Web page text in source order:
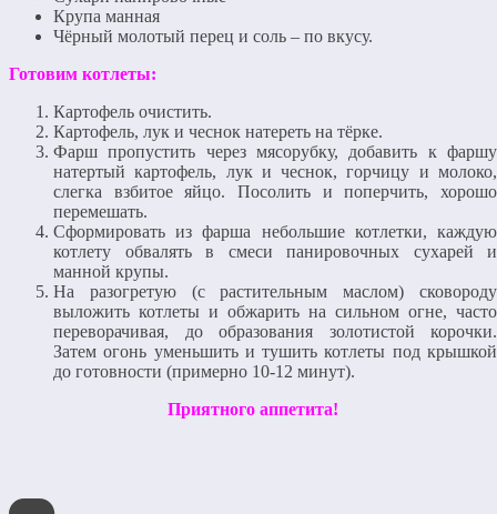
Крупа манная
Чёрный молотый перец и соль – по вкусу.
Готовим котлеты:
Картофель очистить.
Картофель, лук и чеснок натереть на тёрке.
Фарш пропустить через мясорубку, добавить к фаршу
натертый картофель, лук и чеснок, горчицу и молоко,
слегка взбитое яйцо. Посолить и поперчить, хорошо
перемешать.
Сформировать из фарша небольшие котлетки, каждую
котлету обвалять в смеси панировочных сухарей и
манной крупы.
На разогретую (с растительным маслом) сковороду
выложить котлеты и обжарить на сильном огне, часто
переворачивая, до образования золотистой корочки.
Затем огонь уменьшить и тушить котлеты под крышкой
до готовности (примерно 10-12 минут).
Приятного аппетита!